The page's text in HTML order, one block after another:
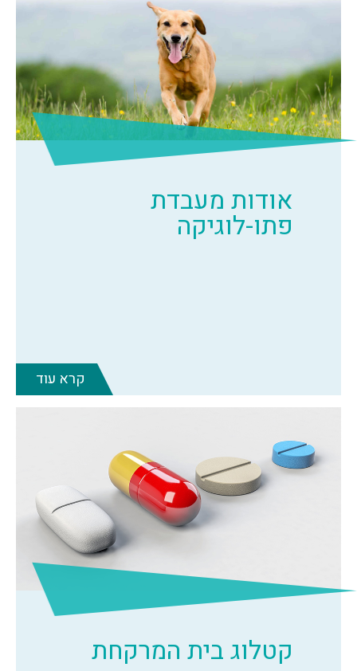
אודות מעבדת
פתו-לוגיקה
קרא עוד
קטלוג בית המרקחת